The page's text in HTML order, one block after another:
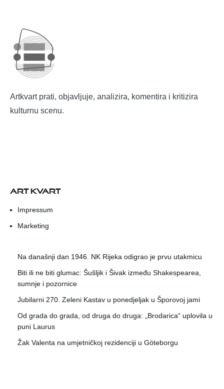
Artkvart prati, objavljuje, analizira, komentira i kritizira
kulturnu scenu.
ART KVART
Impressum
Marketing
Na današnji dan 1946. NK Rijeka odigrao je prvu utakmicu
Biti ili ne biti glumac: Šušljik i Šivak između Shakespearea,
sumnje i pozornice
Jubilarni 270. Zeleni Kastav u ponedjeljak u Šporovoj jami
Od grada do grada, od druga do druga: „Brodarica“ uplovila u
puni Laurus
Žak Valenta na umjetničkoj rezidenciji u Göteborgu